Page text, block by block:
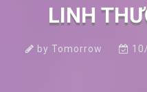
LINH
by Tomorrow